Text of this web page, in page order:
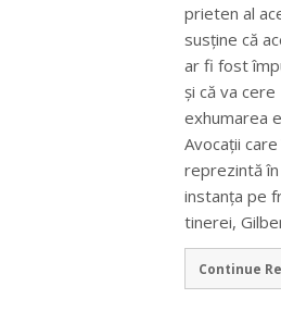
prieten al
susţine că
ar fi fost
şi că va cere
exhumarea
Avocaţii care
reprezintă în
instanţa pe
tinerei,
Continue